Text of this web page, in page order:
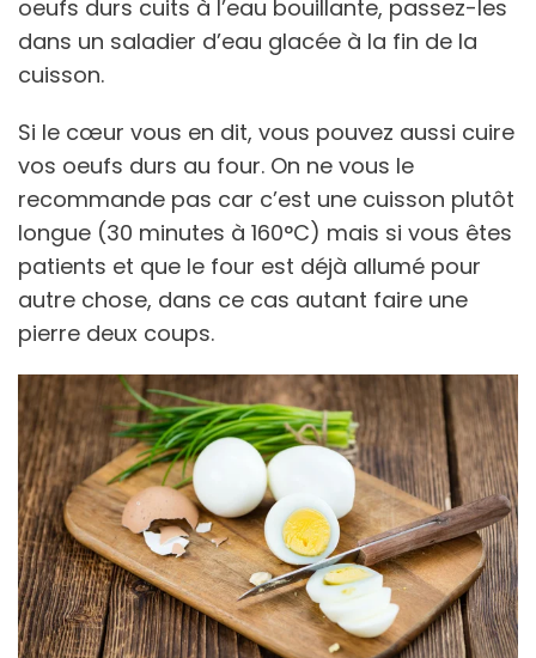
oeufs durs cuits à l’eau bouillante, passez-les
dans un saladier d’eau glacée à la fin de la
cuisson.
Si le cœur vous en dit, vous pouvez aussi cuire
vos oeufs durs au four. On ne vous le
recommande pas car c’est une cuisson plutôt
longue (30 minutes à 160°C) mais si vous êtes
patients et que le four est déjà allumé pour
autre chose, dans ce cas autant faire une
pierre deux coups.